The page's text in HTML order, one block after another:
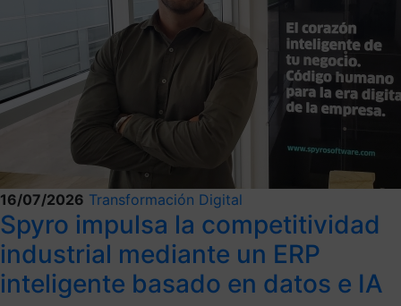
16/07/2026 Transformación Digital
Spyro impulsa la competitividad
industrial mediante un ERP
inteligente basado en datos e IA